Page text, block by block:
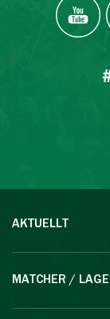
AKTUELLT
MATCHER /